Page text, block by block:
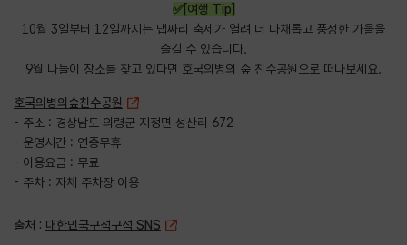
✅[여행 Tip]
10월 3일부터 12일까지는 댑싸리 축제가 열려 더 다채롭고 풍성한 가을을
즐길 수 있습니다.
9월 나들이 장소를 찾고 있다면 호국의병의 숲 친수공원으로 떠나보세요.
호국의병의숲친수공원
- 주소 : 경상남도 의령군 지정면 성산리 672
- 운영시간 : 연중무휴
- 이용요금 : 무료
- 주차 : 자체 주차장 이용
출처 : 대한민국구석구석 SNS